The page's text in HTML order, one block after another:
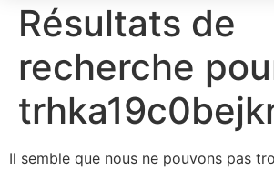
Résultats de
recherche
Il semble que nous ne pouvons pas